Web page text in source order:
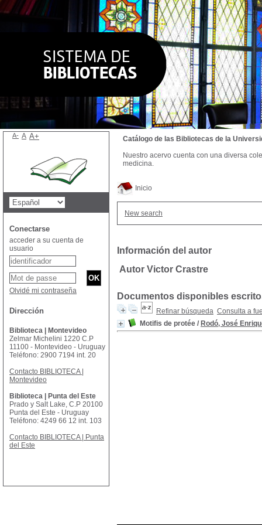
Inicio
New search
Información del autor
Autor Victor Crastre
Documentos disponibles
Refinar búsqueda Consulta a
Motifis de protée / Rodó, José
Catálogo de las Bibliotecas de la
Nuestro acervo cuenta con una diversa
medicina.
A- A A+
Conectarse
acceder a su cuenta de
usuario
Olvidé mi contraseña
Dirección
Biblioteca | Montevideo
Zelmar Michelini 1220 C.P
11100 - Montevideo - Uruguay
Teléfono: 2900 7194 int. 20
Contacto BIBLIOTECA |
Montevideo
Biblioteca | Punta del Este
Prado y Salt Lake, C.P 20100
Punta del Este - Uruguay
Teléfono: 4249 66 12 int. 103
Contacto BIBLIOTECA | Punta
del Este